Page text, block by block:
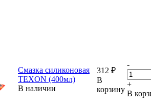
Смазка силиконовая
TEXON (400мл)
В наличии
312 ₽
В
корзину
-
+
В